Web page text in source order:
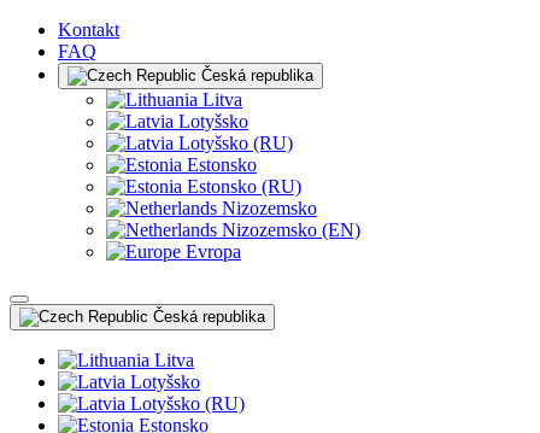
Kontakt
FAQ
Česká republika
Litva
Lotyšsko
Lotyšsko (RU)
Estonsko
Estonsko (RU)
Nizozemsko
Nizozemsko (EN)
Evropa
Česká republika
Litva
Lotyšsko
Lotyšsko (RU)
Estonsko